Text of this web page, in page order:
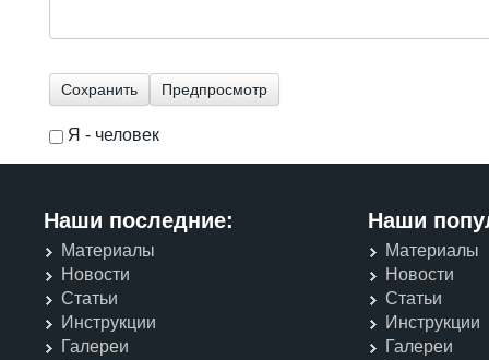
Я - человек
Наши последние:
Материалы
Новости
Статьи
Инструкции
Галереи
Наши
Материалы
Новости
Статьи
Инструкции
Галереи